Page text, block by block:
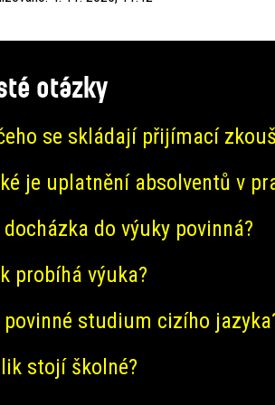
otázky
se skládají přijímací
je uplatnění absolventů v
docházka do výuky povinná?
probíhá výuka?
povinné studium cizího
stojí školné?